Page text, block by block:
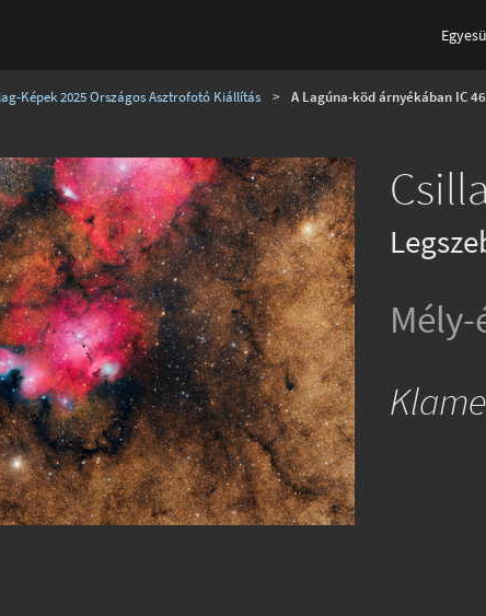
Képek 2025 Országos Asztrofotó Kiállítás > A Lagúna-köd árnyékában IC
Mély-